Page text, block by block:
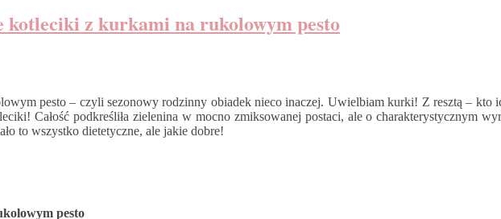
z kurkami na rukolowym pesto
pesto – czyli sezonowy rodzinny obiadek nieco inaczej. Uwielbiam kurki! Z resztą – kto
Całość podkreśliła zielenina w mocno zmiksowanej postaci, ale o charakterystycznym
to wszystko dietetyczne, ale jakie dobre!
pesto